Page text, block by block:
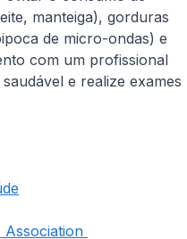
manteiga), gorduras
de micro-ondas) e
com um profissional
e realize exames